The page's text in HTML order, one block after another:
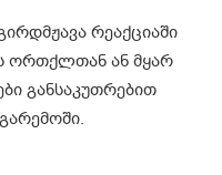
რეაქციაში
ორთქლთან ან მყარ
განსაკუთრებით